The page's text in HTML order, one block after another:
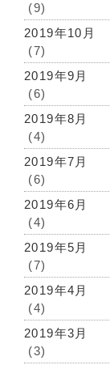
(9)
2019年10月
(7)
2019年9月
(6)
2019年8月
(4)
2019年7月
(6)
2019年6月
(4)
2019年5月
(7)
2019年4月
(4)
2019年3月
(3)